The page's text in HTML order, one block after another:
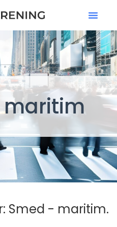
maritim
Smed - maritim.